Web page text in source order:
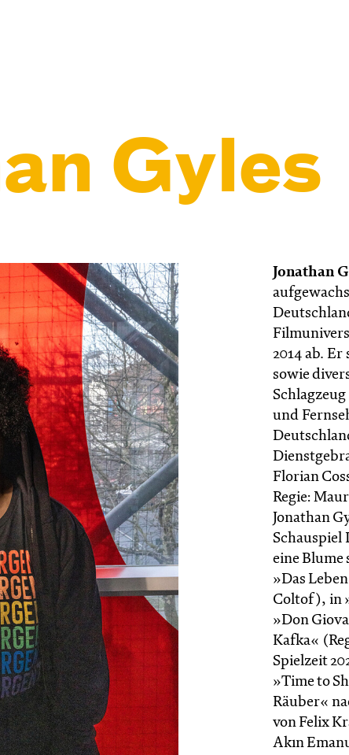
Gyles
Jonathan
2014 ab.
sowie
und
Florian
Regie:
Jonathan
Schauspiel
eine Blume
»Das
Coltof), in
»Don
Kafka«
Spielzeit
»Time to
Räuber«
von Felix
Akın